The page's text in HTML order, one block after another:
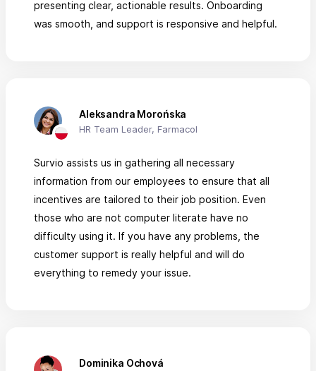
presenting clear, actionable results. Onboarding
was smooth, and support is responsive and helpful.
Aleksandra Morońska
HR Team Leader, Farmacol
Survio assists us in gathering all necessary
information from our employees to ensure that all
incentives are tailored to their job position. Even
those who are not computer literate have no
difficulty using it. If you have any problems, the
customer support is really helpful and will do
everything to remedy your issue.
Dominika Ochová